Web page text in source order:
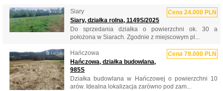
Siary Cena 24.000 PLN
Siary, działka rolna, 1149S/2025
Do sprzedania działka o powierzchni ok. 30 a
położona w Siarach. Zgodnie z miejscowym pl...
Hańczowa Cena 79.000 PLN
Hańczowa, działka budowlana,
985S
Działka budowlana w Hańczowej o powierzchni 10
arów. Idealna lokalizacja zarówno pod zam...